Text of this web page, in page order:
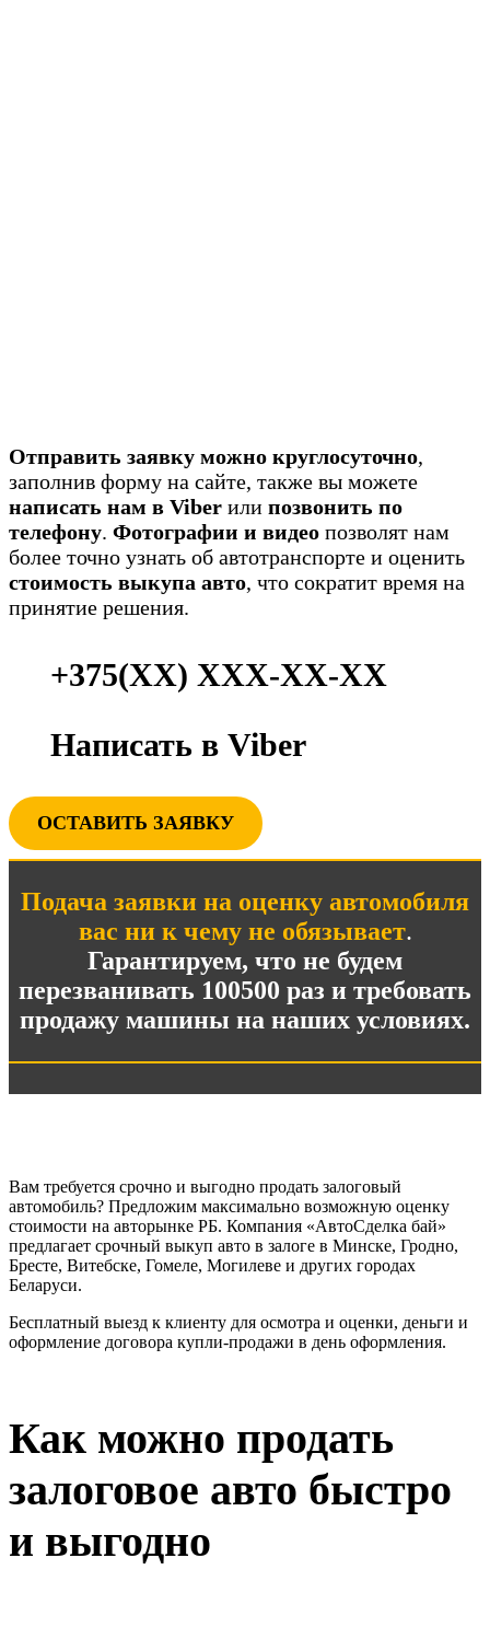
Отправить заявку можно круглосуточно,
заполнив форму на сайте, также вы можете
написать нам в Viber или позвонить по
телефону. Фотографии и видео позволят нам
более точно узнать об автотранспорте и оценить
стоимость выкупа авто, что сократит время на
принятие решения.
+375(ХХ) ХХХ-ХХ-ХХ
Написать в Viber
ОСТАВИТЬ ЗАЯВКУ
Подача заявки на оценку автомобиля
вас ни к чему не обязывает.
Гарантируем, что не будем
перезванивать 100500 раз и требовать
продажу машины на наших условиях.
Вам требуется срочно и выгодно продать залоговый
автомобиль? Предложим максимально возможную оценку
стоимости на авторынке РБ. Компания «АвтоСделка бай»
предлагает срочный выкуп авто в залоге в Минске, Гродно,
Бресте, Витебске, Гомеле, Могилеве и других городах
Беларуси.
Бесплатный выезд к клиенту для осмотра и оценки, деньги и
оформление договора купли-продажи в день оформления.
Как можно продать
залоговое авто быстро
и выгодно